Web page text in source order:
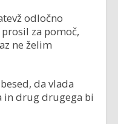
odločno
za pomoč,
ne želim
da vlada
in drug drugega bi